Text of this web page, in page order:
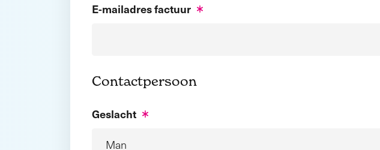
E-mailadres factuur
Contactpersoon
Geslacht